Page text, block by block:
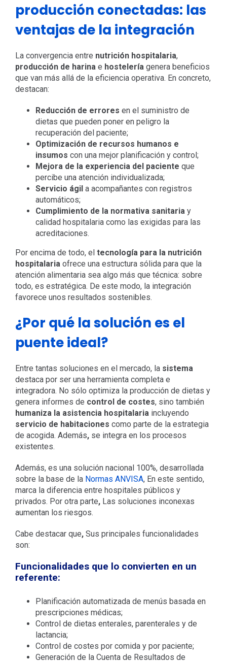
producción conectadas: las
ventajas de la integración
La convergencia entre nutrición hospitalaria,
producción de harina e hostelería genera beneficios
que van más allá de la eficiencia operativa. En concreto,
destacan:
Reducción de errores en el suministro de
dietas que pueden poner en peligro la
recuperación del paciente;
Optimización de recursos humanos e
insumos con una mejor planificación y control;
Mejora de la experiencia del paciente que
percibe una atención individualizada;
Servicio ágil a acompañantes con registros
automáticos;
Cumplimiento de la normativa sanitaria y
calidad hospitalariacomo las exigidas para las
acreditaciones.
Por encima de todo, el tecnología para la nutrición
hospitalaria ofrece una estructura sólida para que la
atención alimentaria sea algo más que técnica: sobre
todo, es estratégica. De este modo, la integración
favorece unos resultados sostenibles.
¿Por qué la solución es el
puente ideal?
Entre tantas soluciones en el mercado, la sistema
destaca por ser una herramienta completa e
integradora. No sólo optimiza la producción de dietas y
genera informes de control de costes, sino también
humaniza la asistencia hospitalaria incluyendo
servicio de habitaciones como parte de la estrategia
de acogida. Además,se integra en los procesos
existentes.
Además, es una solución nacional 100%, desarrollada
sobre la base de la Normas ANVISA, En este sentido,
marca la diferencia entre hospitales públicos y
privados. Por otra parte,Las soluciones inconexas
aumentan los riesgos.
Cabe destacar que,Sus principales funcionalidades
son:
Funcionalidades que lo convierten en un
referente:
Planificación automatizada de menús basada en
prescripciones médicas;
Control de dietas enterales, parenterales y de
lactancia;
Control de costes por comida y por paciente;
Generación de la Cuenta de Resultados de